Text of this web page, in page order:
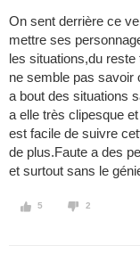
On sent derrière ce
mettre ses
les situations,du
ne semble pas savoir
a bout des situations
a elle très clipesque
est facile de suivre
de plus.Faute a des
et surtout sans le
5 2